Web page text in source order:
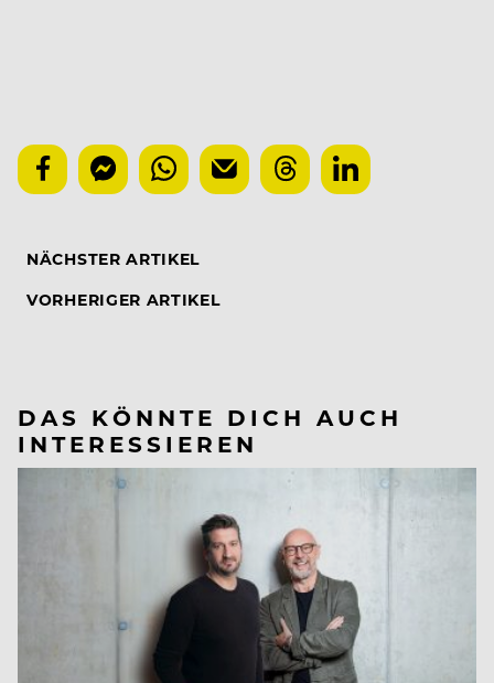
NÄCHSTER ARTIKEL
VORHERIGER ARTIKEL
DAS KÖNNTE DICH AUCH
INTERESSIEREN